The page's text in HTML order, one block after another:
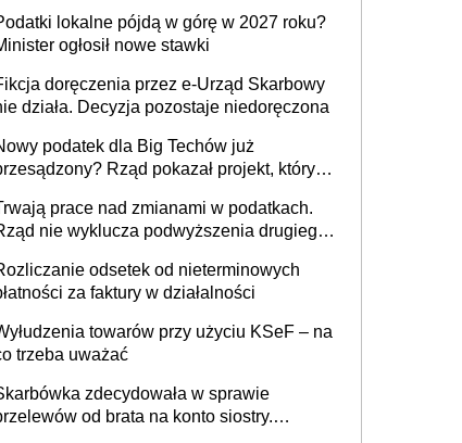
cywilnoprawnej jedynym
wyjściem
lokalne pójdą w górę w 2027 roku?
ogłosił nowe stawki
doręczenia przez e-Urząd Skarbowy
działa. Decyzja pozostaje niedoręczona
podatek dla Big Techów już
Rząd pokazał projekt, który
prace nad zmianami w podatkach.
nie wyklucza podwyższenia drugiego
odsetek od nieterminowych
za faktury w działalności
towarów przy użyciu KSeF – na
trzeba uważać
zdecydowała w sprawie
od brata na konto siostry.